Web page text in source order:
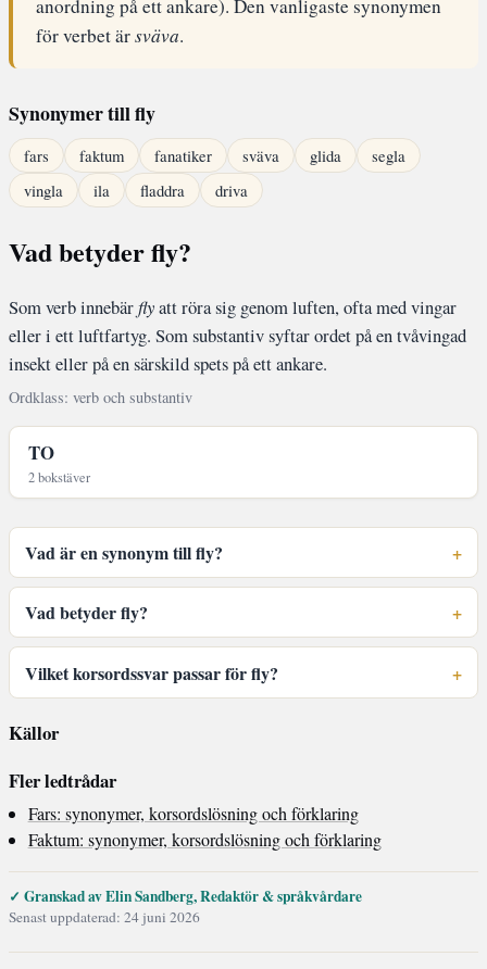
anordning på ett ankare). Den vanligaste synonymen
för verbet ärsväva.
Synonymer till fly
fars faktum fanatiker sväva glida
segla
vingla
ila fladdra driva
Vad betyder fly?
Som verb innebärflyatt röra sig genom luften, ofta med vingar
eller i ett luftfartyg. Som substantiv syftar ordet på en tvåvingad
insekt eller på en särskild spets på ett ankare.
Ordklass: verb och substantiv
TO
2 bokstäver
Vad är en synonym till fly?
Vad betyder fly?
Vilket korsordssvar passar för fly?
Källor
Fler ledtrådar
Fars: synonymer, korsordslösning och förklaring
Faktum: synonymer, korsordslösning och förklaring
✓ Granskad av Elin Sandberg, Redaktör & språkvårdare
Senast uppdaterad: 24 juni 2026